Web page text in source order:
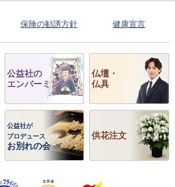
保険の勧誘方針 健康宣言
公益社の
エンバーミング
仏壇・
仏具
公益社が
プロデュース
お別れの会
供花注文